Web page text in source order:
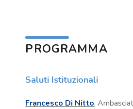
PROGRAMMA
Saluti Istituzionali
Francesco Di Nitto,